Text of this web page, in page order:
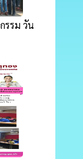
รรม วัน